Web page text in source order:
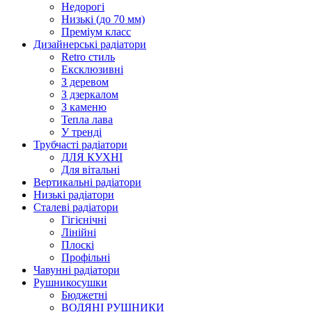
Недорогі
Низькі (до 70 мм)
Преміум класс
Дизайнерські радіатори
Retro стиль
Ексклюзивні
З деревом
З дзеркалом
З каменю
Тепла лава
У тренді
Трубчасті радіатори
ДЛЯ КУХНІ
Для вітальні
Вертикальні радіатори
Низькі радіатори
Сталеві радіатори
Гігієнічні
Лінійні
Плоскі
Профільні
Чавунні радіатори
Рушникосушки
Бюджетні
ВОДЯНІ РУШНИКИ